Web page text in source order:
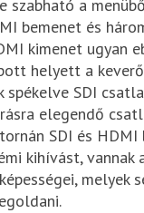
szabható a
bemenet és
kimenet ugyan
helyett a
spékelve SDI
elegendő
SDI és
kihívást, vannak
melyek